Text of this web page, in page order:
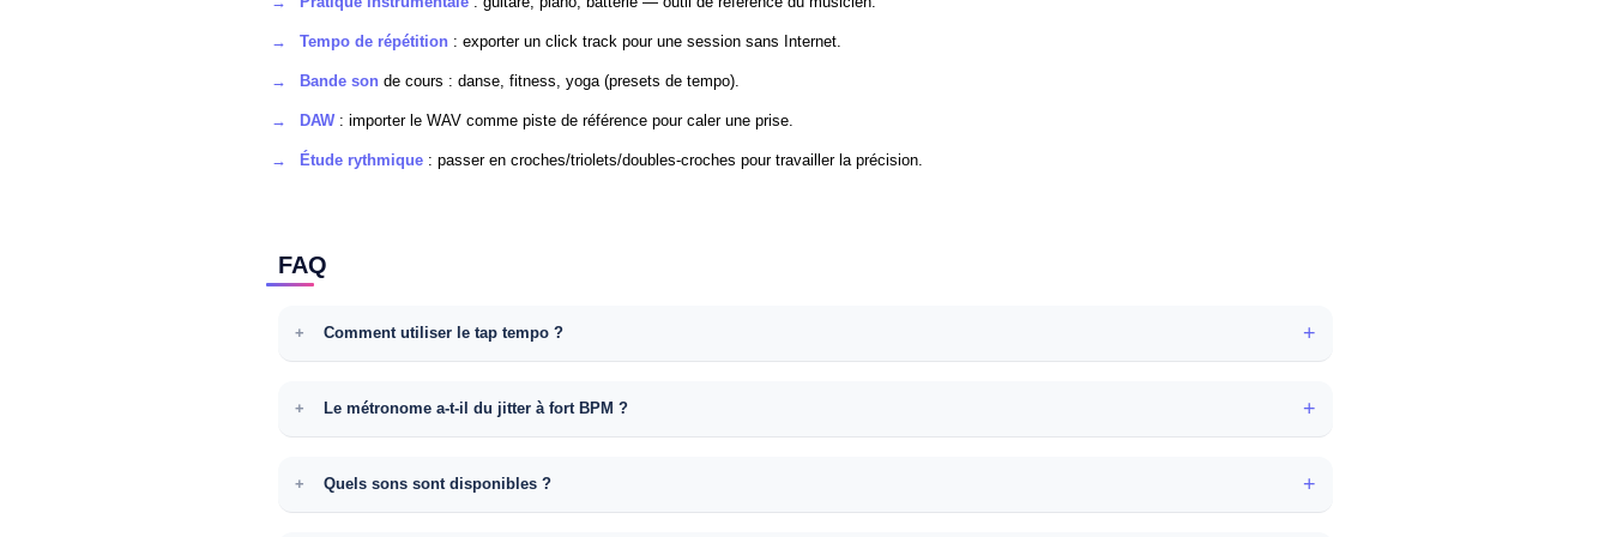
Tempo de répétition : exporter un click track pour une session sans Internet.
Bande son de cours : danse, fitness, yoga (presets de tempo).
DAW : importer le WAV comme piste de référence pour caler une prise.
Étude rythmique : passer en croches/triolets/doubles-croches pour travailler la précision.
FAQ
Comment utiliser le tap tempo ?
Le métronome a-t-il du jitter à fort BPM ?
Quels sons sont disponibles ?